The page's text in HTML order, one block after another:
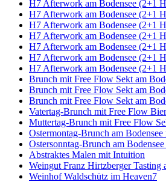
H7 Afterwork am Bodensee (2+1
H7 Afterwork am Bodensee (2+1
H7 Afterwork am Bodensee (2+1
H7 Afterwork am Bodensee (2+1
H7 Afterwork am Bodensee (2+1
H7 Afterwork am Bodensee (2+1
H7 Afterwork am Bodensee (2+1
Brunch mit Free Flow Sekt am
Brunch mit Free Flow Sekt am
Brunch mit Free Flow Sekt am
Vatertag-Brunch mit Free Flow
Muttertag-Brunch mit Free Flow
Ostermontag-Brunch am
Ostersonntag-Brunch am
Abstraktes Malen mit Intuition
Weingut Franz Hirtzberger Tasting
Weinhof Waldschütz im Heaven7